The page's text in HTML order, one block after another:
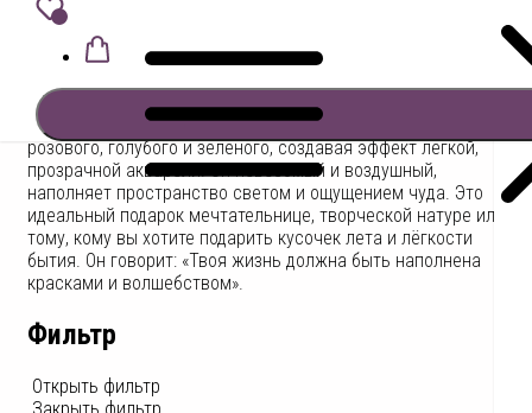
В корзину
ветерка. 15 пушистых соцветий радужной гипсофилы
переливаются нежнейшими оттенками сиреневого,
розового, голубого и зеленого, создавая эффект легкой,
прозрачной акварели. Он невесомый и воздушный,
наполняет пространство светом и ощущением чуда. Это
идеальный подарок мечтательнице, творческой натуре или
тому, кому вы хотите подарить кусочек лета и лёгкости
бытия. Он говорит: «Твоя жизнь должна быть наполнена
красками и волшебством».
Фильтр
Открыть фильтр